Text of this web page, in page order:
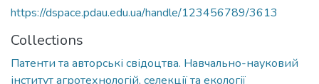
https://dspace.pdau.edu.ua/handle/123456789/3613
Collections
Патенти та авторські свідоцтва. Навчально-науковий
інститут агротехнологій, селекції та екології